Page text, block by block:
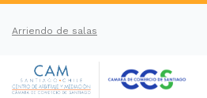
Arriendo de salas